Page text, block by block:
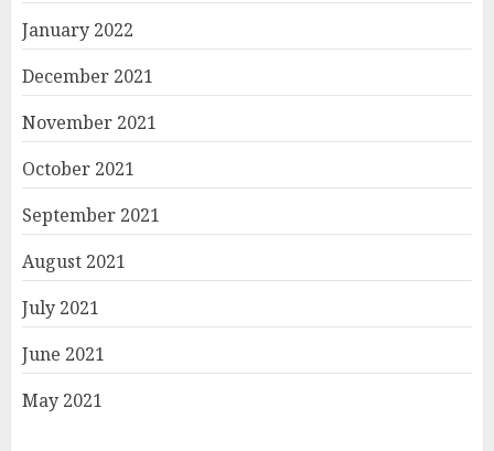
January 2022
December 2021
November 2021
October 2021
September 2021
August 2021
July 2021
June 2021
May 2021